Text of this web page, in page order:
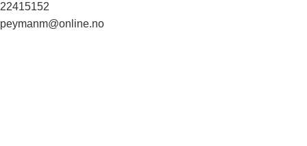
22415152
peymanm@online.no